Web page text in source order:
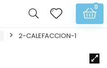
0
2-CALEFACCION-1